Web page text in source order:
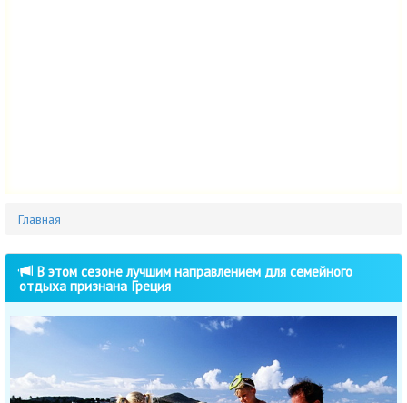
Главная
В этом сезоне лучшим направлением для семейного
отдыха признана Греция